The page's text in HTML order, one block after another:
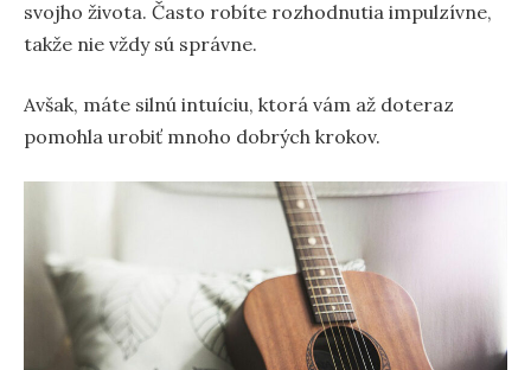
svojho života. Často robíte rozhodnutia impulzívne,
takže nie vždy sú správne.
Avšak, máte silnú intuíciu, ktorá vám až doteraz
pomohla urobiť mnoho dobrých krokov.